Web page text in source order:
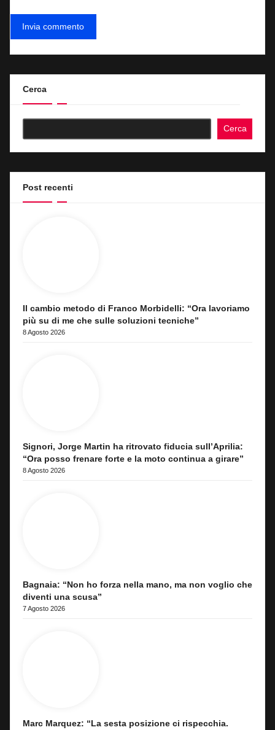
Cerca
Cerca
Post recenti
Il cambio metodo di Franco Morbidelli: “Ora lavoriamo
più su di me che sulle soluzioni tecniche”
8 Agosto 2026
Signori, Jorge Martin ha ritrovato fiducia sull’Aprilia:
“Ora posso frenare forte e la moto continua a girare”
8 Agosto 2026
Bagnaia: “Non ho forza nella mano, ma non voglio che
diventi una scusa”
7 Agosto 2026
Marc Marquez: “La sesta posizione ci rispecchia.